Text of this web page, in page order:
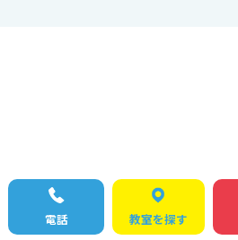
電話 教室を探す